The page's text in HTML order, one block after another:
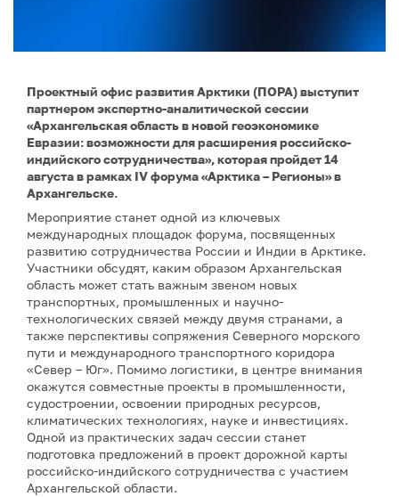
Проектный офис развития Арктики (ПОРА) выступит
партнером экспертно-аналитической сессии
«Архангельская область в новой геоэкономике
Евразии: возможности для расширения российско-
индийского сотрудничества», которая пройдет 14
августа в рамках IV форума «Арктика – Регионы» в
Архангельске.
Мероприятие станет одной из ключевых
международных площадок форума, посвященных
развитию сотрудничества России и Индии в Арктике.
Участники обсудят, каким образом Архангельская
область может стать важным звеном новых
транспортных, промышленных и научно-
технологических связей между двумя странами, а
также перспективы сопряжения Северного морского
пути и международного транспортного коридора
«Север – Юг». Помимо логистики, в центре внимания
окажутся совместные проекты в промышленности,
судостроении, освоении природных ресурсов,
климатических технологиях, науке и инвестициях.
Одной из практических задач сессии станет
подготовка предложений в проект дорожной карты
российско-индийского сотрудничества с участием
Архангельской области.